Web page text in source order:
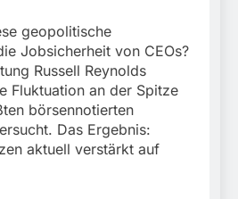
geopolitische
Jobsicherheit von CEOs?
Russell Reynolds
Fluktuation an der Spitze
börsennotierten
Das Ergebnis:
aktuell verstärkt auf